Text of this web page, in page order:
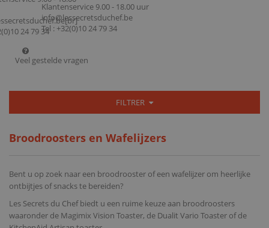
Klantenservice 9.00 - 18.00 uur
info@lessecretsduchef.be
Tel : +32(0)10 24 79 34
Veel gestelde vragen
FILTRER
Broodroosters en Wafelijzers
Bent u op zoek naar een broodrooster of een wafelijzer om heerlijke
ontbijtjes of snacks te bereiden?
Les Secrets du Chef biedt u een ruime keuze aan broodroosters
waaronder de Magimix Vision Toaster, de Dualit Vario Toaster of de